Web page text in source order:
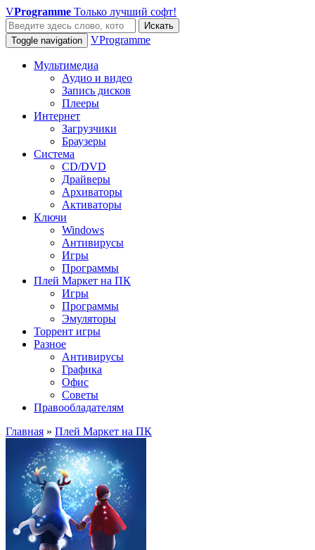
VProgramme Только лучший софт!
Искать
Toggle navigation
VProgramme
Мультимедиа
Аудио и видео
Запись дисков
Плееры
Интернет
Загрузчики
Браузеры
Система
CD/DVD
Драйверы
Архиваторы
Активаторы
Ключи
Windows
Антивирусы
Игры
Программы
Плей Маркет на ПК
Игры
Программы
Эмуляторы
Торрент игры
Разное
Антивирусы
Графика
Офис
Советы
Правообладателям
Главная » Плей Маркет на ПК